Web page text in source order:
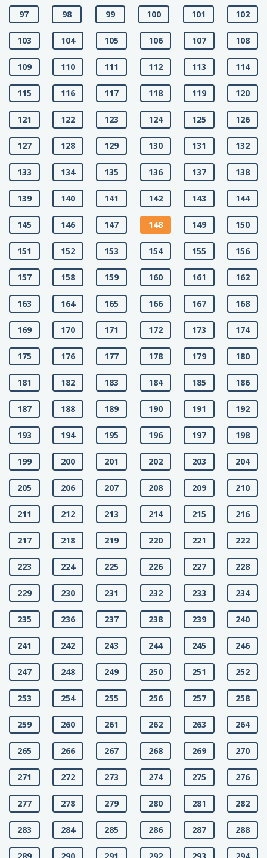
97 98 99 100 101 102
103 104 105 106 107 108
109 110 111 112 113 114
115 116 117 118 119 120
121 122 123 124 125 126
127 128 129 130 131 132
133 134 135 136 137 138
139 140 141 142 143 144
145 146 147 148 149 150
151 152 153 154 155 156
157 158 159 160 161 162
163 164 165 166 167 168
169 170 171 172 173 174
175 176 177 178 179 180
181 182 183 184 185 186
187 188 189 190 191 192
193 194 195 196 197 198
199 200 201 202 203 204
205 206 207 208 209 210
211 212 213 214 215 216
217 218 219 220 221 222
223 224 225 226 227 228
229 230 231 232 233 234
235 236 237 238 239 240
241 242 243 244 245 246
247 248 249 250 251 252
253 254 255 256 257 258
259 260 261 262 263 264
265 266 267 268 269 270
271 272 273 274 275 276
277 278 279 280 281 282
283 284 285 286 287 288